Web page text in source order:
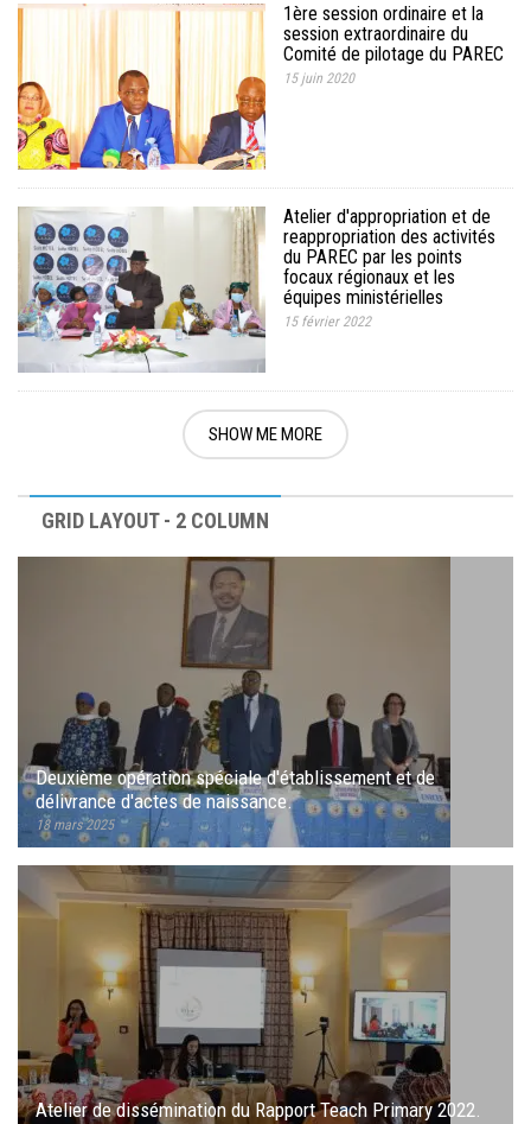
1ère session ordinaire et la
session extraordinaire du
Comité de pilotage du PAREC
15 juin 2020
Atelier d'appropriation et de
reappropriation des activités
du PAREC par les points
focaux régionaux et les
équipes ministérielles
15 février 2022
SHOW ME MORE
GRID LAYOUT - 2 COLUMN
Deuxième opération spéciale d'établissement et de
délivrance d'actes de naissance.
18 mars 2025
Atelier de dissémination du Rapport Teach Primary 2022.